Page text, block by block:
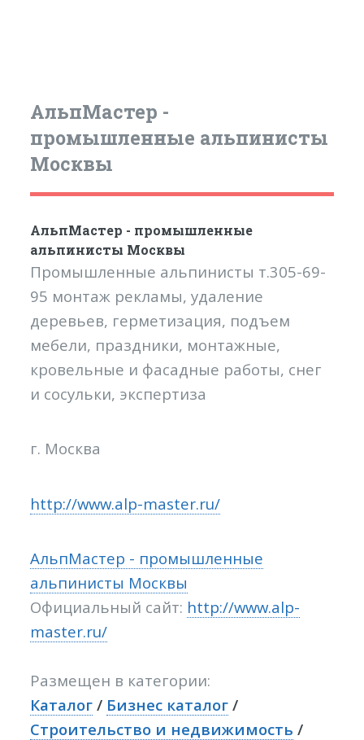
АльпМастер -
промышленные альпинисты
Москвы
АльпМастер - промышленные
альпинисты Москвы
Промышленные альпинисты т.305-69-
95 монтаж рекламы, удаление
деревьев, герметизация, подъем
мебели, праздники, монтажные,
кровельные и фасадные работы, снег
и сосульки, экспертиза
г. Москва
http://www.alp-master.ru/
АльпМастер - промышленные
альпинисты Москвы
Официальный сайт: http://www.alp-
master.ru/
Размещен в категории:
Каталог / Бизнес каталог /
Строительство и недвижимость /